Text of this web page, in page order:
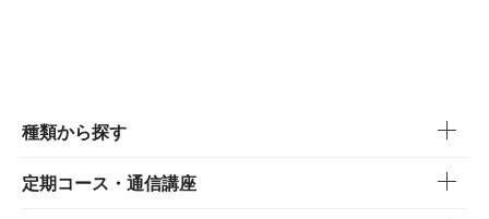
種類から探す
定期コース・通信講座